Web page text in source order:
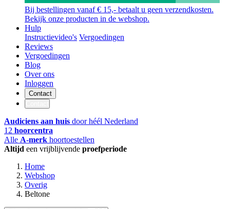
Bij bestellingen vanaf € 15,- betaalt u geen verzendkosten.
Bekijk onze producten in de webshop.
Hulp
Instructievideo's Vergoedingen
Reviews
Vergoedingen
Blog
Over ons
Inloggen
Contact
Audiciens aan huis door héél Nederland
12 hoorcentra
Alle A-merk hoortoestellen
Altijd een vrijblijvende proefperiode
Home
Webshop
Overig
Beltone